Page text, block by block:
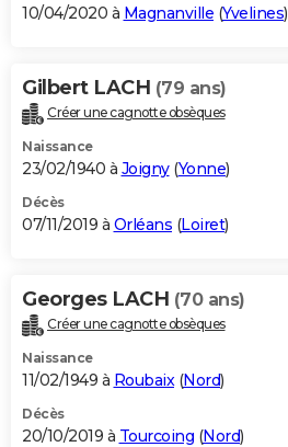
10/04/2020 à Magnanville (Yvelines)
Gilbert LACH (79 ans)
Créer une cagnotte obsèques
Naissance
23/02/1940 à Joigny(Yonne)
Décès
07/11/2019 à Orléans (Loiret)
Georges LACH (70 ans)
Créer une cagnotte obsèques
Naissance
11/02/1949 à Roubaix (Nord)
Décès
20/10/2019 à Tourcoing (Nord)